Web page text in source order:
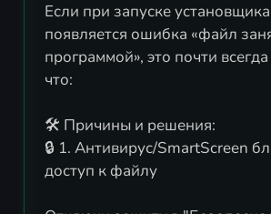
Если при запуске
появляется ошибка «файл
программой», это почти
что:
🛠 Причины и решения:
🔒 1. Антивирус/SmartScreen
доступ к файлу